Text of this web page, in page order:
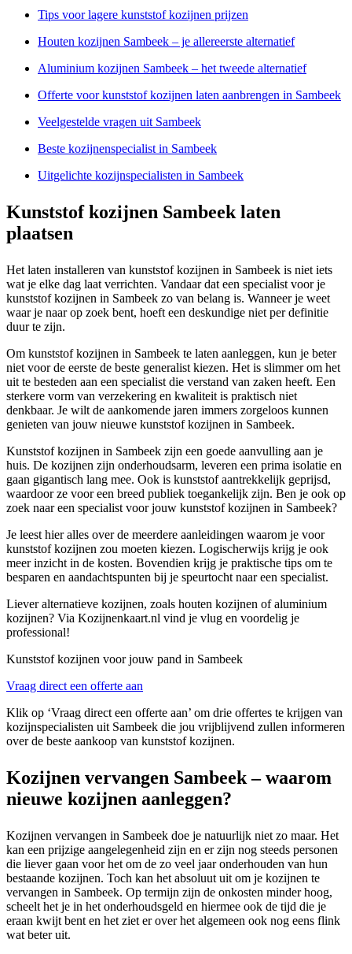
Tips voor lagere kunststof kozijnen prijzen
Houten kozijnen Sambeek – je allereerste alternatief
Aluminium kozijnen Sambeek – het tweede alternatief
Offerte voor kunststof kozijnen laten aanbrengen in Sambeek
Veelgestelde vragen uit Sambeek
Beste kozijnenspecialist in Sambeek
Uitgelichte kozijnspecialisten in Sambeek
Kunststof kozijnen Sambeek laten
plaatsen
Het laten installeren van kunststof kozijnen in Sambeek is niet iets
wat je elke dag laat verrichten. Vandaar dat een specialist voor je
kunststof kozijnen in Sambeek zo van belang is. Wanneer je weet
waar je naar op zoek bent, hoeft een deskundige niet per definitie
duur te zijn.
Om kunststof kozijnen in Sambeek te laten aanleggen, kun je beter
niet voor de eerste de beste generalist kiezen. Het is slimmer om het
uit te besteden aan een specialist die verstand van zaken heeft. Een
sterkere vorm van verzekering en kwaliteit is praktisch niet
denkbaar. Je wilt de aankomende jaren immers zorgeloos kunnen
genieten van jouw nieuwe kunststof kozijnen in Sambeek.
Kunststof kozijnen in Sambeek zijn een goede aanvulling aan je
huis. De kozijnen zijn onderhoudsarm, leveren een prima isolatie en
gaan gigantisch lang mee. Ook is kunststof aantrekkelijk geprijsd,
waardoor ze voor een breed publiek toegankelijk zijn. Ben je ook op
zoek naar een specialist voor jouw kunststof kozijnen in Sambeek?
Je leest hier alles over de meerdere aanleidingen waarom je voor
kunststof kozijnen zou moeten kiezen. Logischerwijs krijg je ook
meer inzicht in de kosten. Bovendien krijg je praktische tips om te
besparen en aandachtspunten bij je speurtocht naar een specialist.
Liever alternatieve kozijnen, zoals houten kozijnen of aluminium
kozijnen? Via Kozijnenkaart.nl vind je vlug en voordelig je
professional!
Kunststof kozijnen voor jouw pand in Sambeek
Vraag direct een offerte aan
Klik op ‘Vraag direct een offerte aan’ om drie offertes te krijgen van
kozijnspecialisten uit Sambeek die jou vrijblijvend zullen informeren
over de beste aankoop van kunststof kozijnen.
Kozijnen vervangen Sambeek – waarom
nieuwe kozijnen aanleggen?
Kozijnen vervangen in Sambeek doe je natuurlijk niet zo maar. Het
kan een prijzige aangelegenheid zijn en er zijn nog steeds personen
die liever gaan voor het om de zo veel jaar onderhouden van hun
bestaande kozijnen. Toch kan het absoluut uit om je kozijnen te
vervangen in Sambeek. Op termijn zijn de onkosten minder hoog,
scheelt het je in het onderhoudsgeld en hiermee ook de tijd die je
eraan kwijt bent en het ziet er over het algemeen ook nog eens flink
wat beter uit.